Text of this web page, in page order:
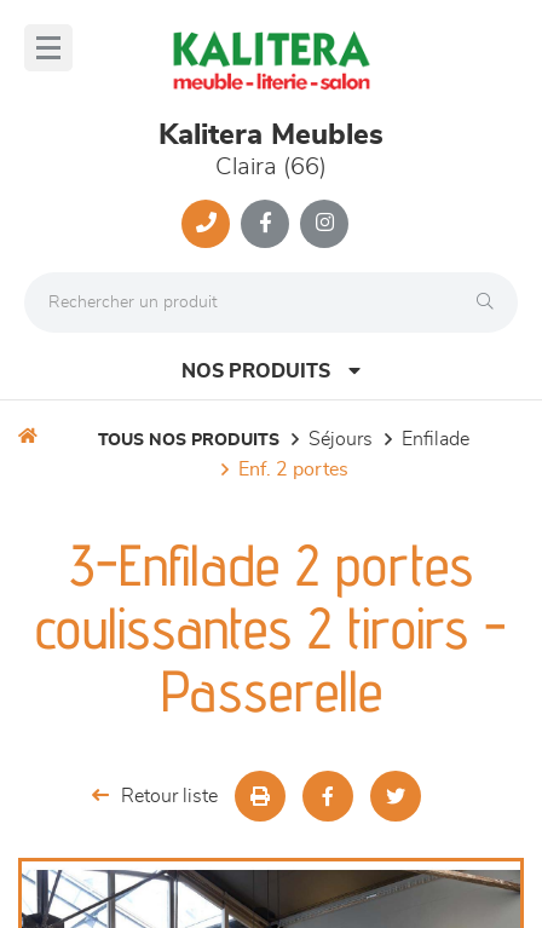
Kalitera Meubles
Claira (66)
NOS PRODUITS
séjours
meubles de complément
chambres et dressing
TOUS NOS PRODUITS séjours
enfilade
enf. 2 portes
3-Enfilade 2 portes
coulissantes 2 tiroirs -
Passerelle
Retour liste